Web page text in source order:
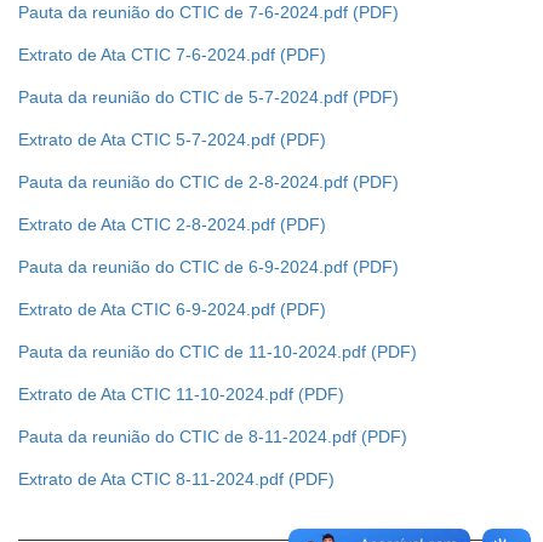
Pauta da reunião do CTIC de 7-6-2024.pdf
Extrato de Ata CTIC 7-6-2024.pdf
Pauta da reunião do CTIC de 5-7-2024.pdf
Extrato de Ata CTIC 5-7-2024.pdf
Pauta da reunião do CTIC de 2-8-2024.pdf
Extrato de Ata CTIC 2-8-2024.pdf
Pauta da reunião do CTIC de 6-9-2024.pdf
Extrato de Ata CTIC 6-9-2024.pdf
Pauta da reunião do CTIC de 11-10-2024.pdf
Extrato de Ata CTIC 11-10-2024.pdf
Pauta da reunião do CTIC de 8-11-2024.pdf
Extrato de Ata CTIC 8-11-2024.pdf